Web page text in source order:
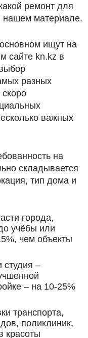
ремонт для
нашем материале.
ищут на
сайте kn.kz в
разных
важных
на
складывается
тип дома и
города,
учёбы или
чем объекты
–
– на 10-25%
транспорта,
поликлиник,
красоты